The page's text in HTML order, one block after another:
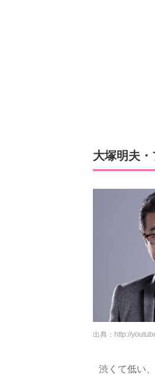
大塚明夫
出典： http://
渋くて低い